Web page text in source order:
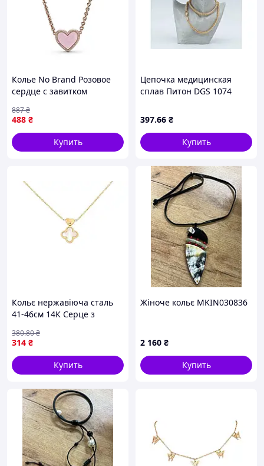
Колье No Brand Розовое
сердце с завитком
(2556861500)
488 ₴
887₴
Купить
Цепочка медицинская
сплав Питон DGS 1074
XUPING
397.66 ₴
Купить
Кольє нержавіюча сталь
41-46см 14К Серце з
конюшиною 1.5мм
(350190) ТМ XUPING
314 ₴
380.80₴
Купить
Жіноче кольє MKIN030836
2 160 ₴
Купить